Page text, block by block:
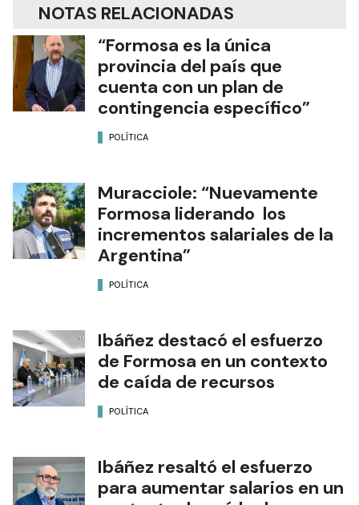
NOTAS RELACIONADAS
“Formosa es la única
provincia del país que
cuenta con un plan de
contingencia específico”
POLÍTICA
Muracciole: “Nuevamente
Formosa liderando los
incrementos salariales de la
Argentina”
POLÍTICA
Ibáñez destacó el esfuerzo
de Formosa en un contexto
de caída de recursos
POLÍTICA
Ibáñez resaltó el esfuerzo
para aumentar salarios en un